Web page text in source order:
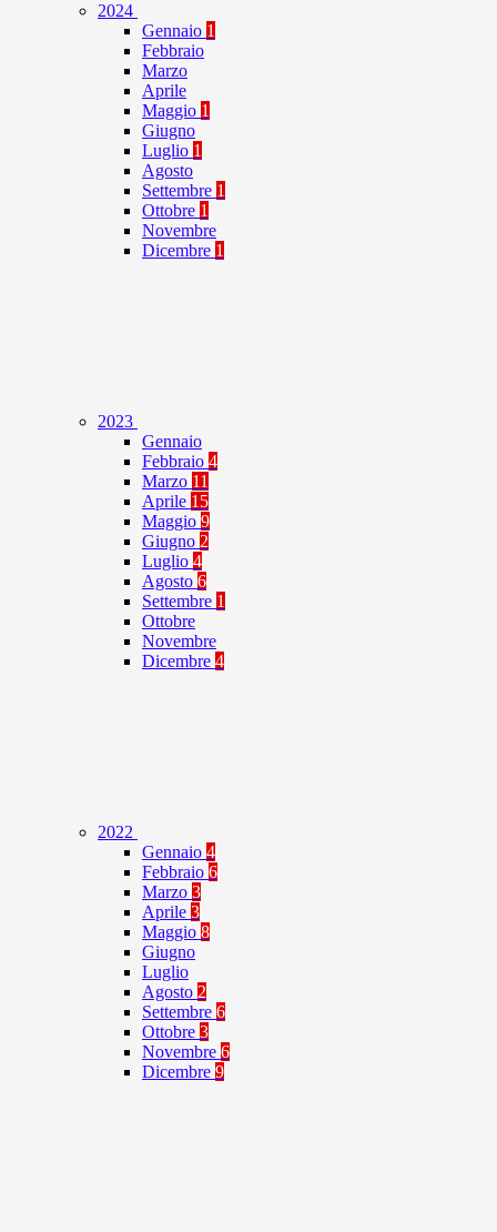
2024
Gennaio 1
Febbraio
Marzo
Aprile
Maggio 1
Giugno
Luglio 1
Agosto
Settembre 1
Ottobre 1
Novembre
Dicembre 1
2023
Gennaio
Febbraio 4
Marzo 11
Aprile 15
Maggio 9
Giugno 2
Luglio 4
Agosto 6
Settembre 1
Ottobre
Novembre
Dicembre 4
2022
Gennaio 4
Febbraio 6
Marzo 3
Aprile 3
Maggio 8
Giugno
Luglio
Agosto 2
Settembre 6
Ottobre 3
Novembre 6
Dicembre 9